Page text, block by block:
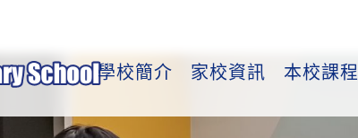
學校簡介
家校資訊 本校課程